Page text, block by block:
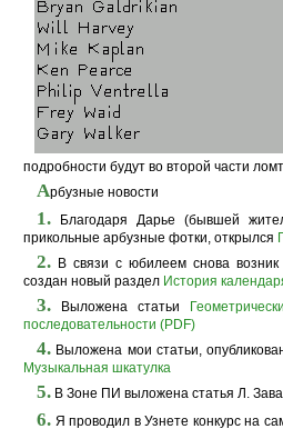
подробности будут во второй части
Арбузные новости
1. Благодаря Дарье (бывшей
прикольные арбузные фотки, открылся
2. В связи с юбилеем снова возник
создан новый раздел История
3. Выложена статьи
последовательности (PDF)
4. Выложена мои статьи,
Музыкальная шкатулка
5. В Зоне ПИ выложена статья Л.
6. Я проводил в Узнете конкурс на